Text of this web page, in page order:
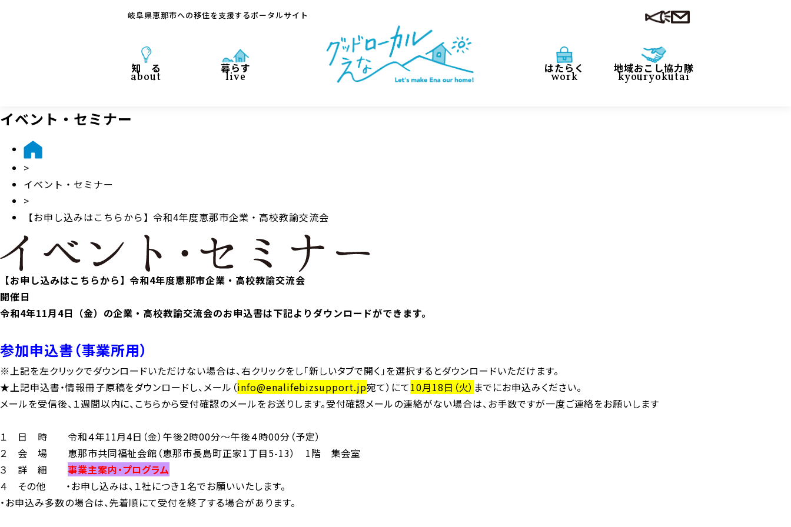
岐阜県恵那市への移住を支援するポータルサイト
知 る
about
暮らす
live
はたらく
work
地域おこし協力隊
kyouryokutai
イベント・セミナー
>
イベント・セミナー
>
【お申し込みはこちらから】令和4年度恵那市企業・高校教諭交流会
【お申し込みはこちらから】令和4年度恵那市企業・高校教諭交流会
開催日
令和4年11月4日（金）の企業・高校教諭交流会のお申込書は下記よりダウンロードができます。
参加申込書（事業所用）
※上記を左クリックでダウンロードいただけない場合は、右クリックをし「新しいタブで開く」を選択するとダウンロードいただけます。
★上記申込書・情報冊子原稿をダウンロードし、メール（info@enalifebizsupport.jp宛て）にて10月18日（火） までにお申込みください。
メールを受信後、１週間以内に、こちらから受付確認のメールをお送りします。受付確認メールの連絡がない場合は、お手数ですが一度ご連絡をお願いします
１ 日 時 令和４年11月4日（金）午後2時00分～午後４時00分（予定）
２ 会 場 恵那市共同福祉会館（恵那市長島町正家1丁目5-13） 1階 集会室
３ 詳 細 事業主案内・プログラム
４ その他 ・お申し込みは、１社につき１名でお願いいたします。
・お申込み多数の場合は、先着順にて受付を終了する場合があります。